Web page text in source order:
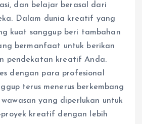
dan belajar berasal dari
Dalam dunia kreatif yang
kuat sanggup beri tambahan
bermanfaat untuk berikan
pendekatan kreatif Anda.
dengan para profesional
terus menerus berkembang
yang diperlukan untuk
proyek kreatif dengan lebih